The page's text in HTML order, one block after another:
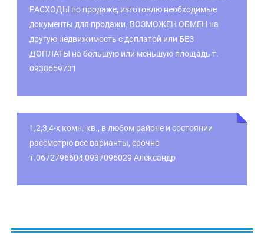
РАСХОДЫ по продаже, изготовлю необходимые
документы для продажи. ВОЗМОЖЕН ОБМЕН на
другую недвижимость с доплатой или БЕЗ
ДОПЛАТЫ на большую или меньшую площадь т.
0938659731
1,2,3,4-х комн. кв., в любом районе и состоянии
рассмотрю все варианты, срочно
т.0672796604,0937096029 Александр